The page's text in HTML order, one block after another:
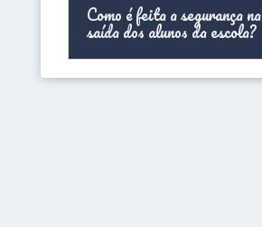
Como é feita a segurança na
saída dos alunos da escola?